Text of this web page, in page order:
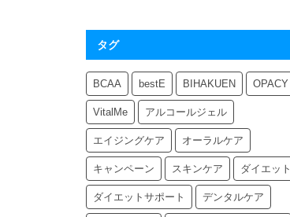
タグ
BCAA bestE BIHAKUEN OPACY
VitalMe アルコールジェル
エイジングケア オーラルケア
キャンペーン スキンケア ダイエット
ダイエットサポート デンタルケア